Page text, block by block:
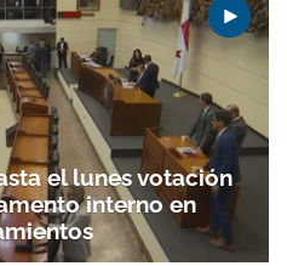
el lunes votación
interno en